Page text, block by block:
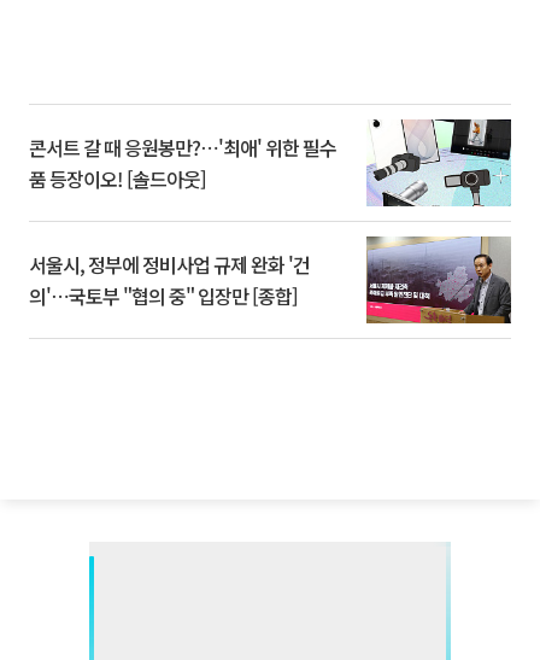
콘서트 갈 때 응원봉만?⋯'최애' 위한 필수
품 등장이오! [솔드아웃]
서울시, 정부에 정비사업 규제 완화 '건
의'⋯국토부 "협의 중" 입장만 [종합]